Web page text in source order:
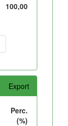
100,00
Export
Perc.
(%)